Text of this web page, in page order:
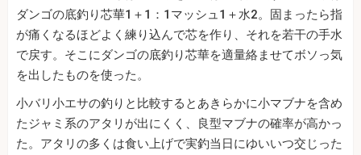
ダンゴの底釣り芯華1＋1：1マッシュ1＋水2。固まったら指
が痛くなるほどよく練り込んで芯を作り、それを若干の手水
で戻す。そこにダンゴの底釣り芯華を適量絡ませてボソっ気
を出したものを使った。
小バリ小エサの釣りと比較するとあきらかに小マブナを含め
たジャミ系のアタリが出にくく、良型マブナの確率が高かっ
た。アタリの多くは食い上げで実釣当日にゆいいつ交じった